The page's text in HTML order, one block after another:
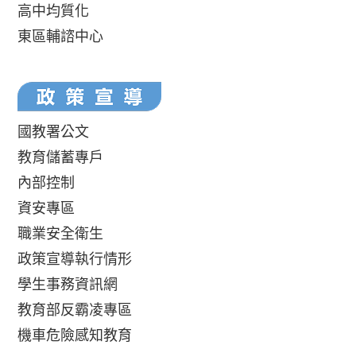
高中均質化
東區輔諮中心
國教署公文
教育儲蓄專戶
內部控制
資安專區
職業安全衛生
政策宣導執行情形
學生事務資訊網
教育部反霸凌專區
機車危險感知教育